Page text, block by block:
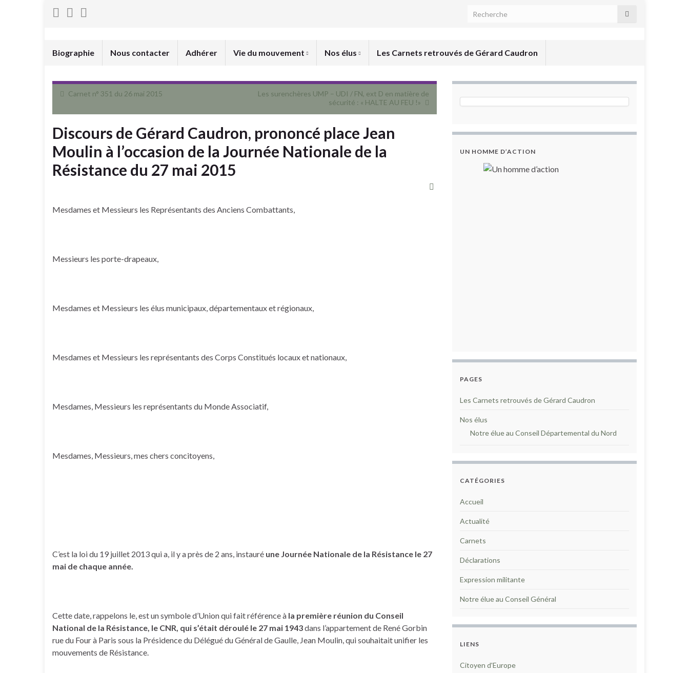
Biographie Nous contacter Adhérer Vie du mouvement Nos élus Les Carnets retrouvés de Gérard Caudron
Carnet n° 351 du 26 mai 2015
Les surenchères UMP – UDI / FN, ext D en matière de
sécurité : « HALTE AU FEU !»
Discours de Gérard Caudron, prononcé place Jean
Moulin à l’occasion de la Journée Nationale de la
Résistance du 27 mai 2015
Mesdames et Messieurs les Représentants des Anciens Combattants,
Messieurs les porte-drapeaux,
Mesdames et Messieurs les élus municipaux, départementaux et régionaux,
Mesdames et Messieurs les représentants des Corps Constitués locaux et nationaux,
Mesdames, Messieurs les représentants du Monde Associatif,
Mesdames, Messieurs, mes chers concitoyens,
C’est la loi du 19 juillet 2013 qui a, il y a près de 2 ans, instauré une Journée Nationale de la Résistance le 27
mai de chaque année.
Cette date, rappelons le, est un symbole d’Union qui fait référence à la première réunion du Conseil
National de la Résistance, le CNR, qui s’était déroulé le 27 mai 1943dans l’appartement de René Gorbin
rue du Four à Paris sous la Présidence du Délégué du Général de Gaulle, Jean Moulin, qui souhaitait unifier les
mouvements de Résistance.
UN HOMME D’ACTION
PAGES
Les Carnets retrouvés de Gérard Caudron
Nos élus
Notre élue au Conseil Départemental du Nord
CATÉGORIES
Accueil
Actualité
Carnets
Déclarations
Expression militante
Notre élue au Conseil Général
LIENS
Citoyen d'Europe